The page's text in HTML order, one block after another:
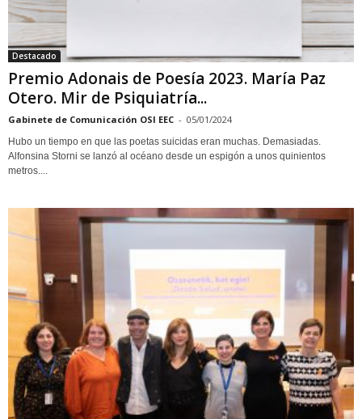
Destacado
Premio Adonais de Poesía 2023. María Paz
Otero. Mir de Psiquiatría...
Gabinete de Comunicación OSI EEC - 05/01/2024
Hubo un tiempo en que las poetas suicidas eran muchas. Demasiadas.
Alfonsina Storni se lanzó al océano desde un espigón a unos quinientos
metros....